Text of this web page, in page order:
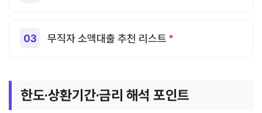
무직자 소액대출 추천 리스트
한도·상환기간·금리 해석 포인트